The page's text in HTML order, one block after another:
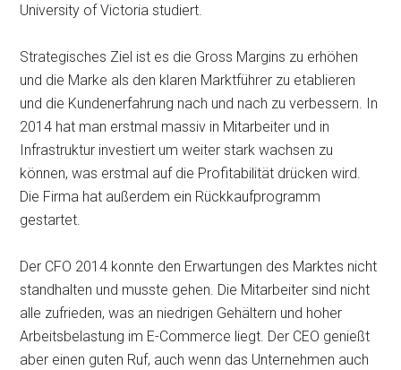
University of Victoria studiert.
Strategisches Ziel ist es die Gross Margins zu erhöhen
und die Marke als den klaren Marktführer zu etablieren
und die Kundenerfahrung nach und nach zu verbessern. In
2014 hat man erstmal massiv in Mitarbeiter und in
Infrastruktur investiert um weiter stark wachsen zu
können, was erstmal auf die Profitabilität drücken wird.
Die Firma hat außerdem ein Rückkaufprogramm
gestartet.
Der CFO 2014 konnte den Erwartungen des Marktes nicht
standhalten und musste gehen. Die Mitarbeiter sind nicht
alle zufrieden, was an niedrigen Gehältern und hoher
Arbeitsbelastung im E-Commerce liegt. Der CEO genießt
aber einen guten Ruf, auch wenn das Unternehmen auch